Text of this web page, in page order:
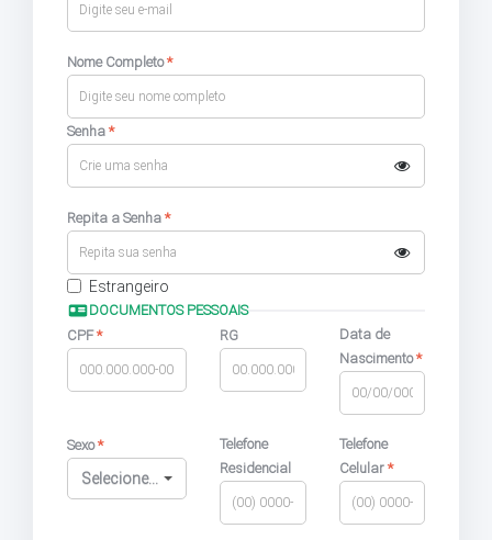
Nome Completo*
Senha *
Repita a Senha *
Estrangeiro
DOCUMENTOS PESSOAIS
CPF* RG
Data de
Nascimento*
Sexo*
Selecione...
Telefone
Residencial
Telefone
Celular *